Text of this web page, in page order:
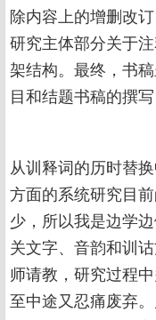
除内容上的增删改
研究主体部分关于
架结构。最终，书
目和结题书稿的撰
从训释词的历时替
方面的系统研究目
少，所以我是边学
关文字、音韵和训
师请教，研究过程
至中途又忍痛废弃